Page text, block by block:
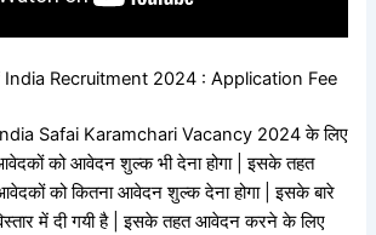
Recruitment 2024 : Application Fee
Safai Karamchari Vacancy 2024 के लिए
को आवेदन शुल्क भी देना होगा | इसके तहत
को कितना आवेदन शुल्क देना होगा | इसके बारे
में दी गयी है | इसके तहत आवेदन करने के लिए